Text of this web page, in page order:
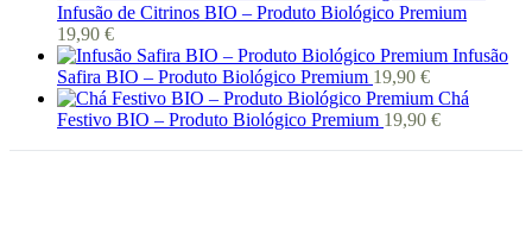
Infusão de Citrinos BIO – Produto Biológico Premium
19,90 €
Infusão
Safira BIO – Produto Biológico Premium 19,90 €
Chá
Festivo BIO – Produto Biológico Premium 19,90 €